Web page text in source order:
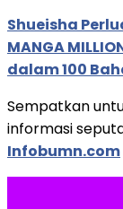
Shueisha
MANGA
dalam 100
Sempatkan
informasi
Infobumn.com